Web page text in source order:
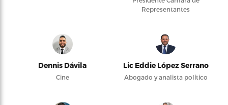
Representantes
Dennis Dávila
Cine
Lic Eddie López Serrano
Abogado y analista político